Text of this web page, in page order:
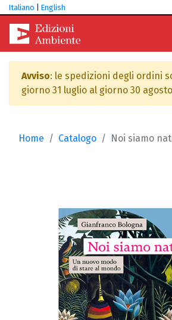
Italiano English
Avviso: le spedizioni degli ordini
giorno 31 luglio al giorno 30
Home Catalogo Noi siamo